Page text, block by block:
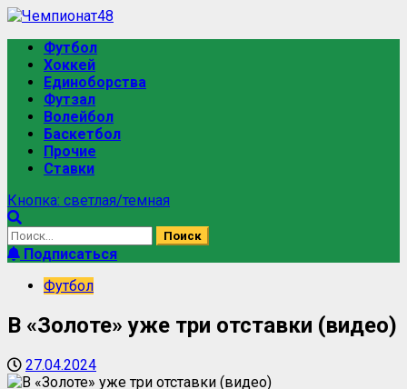
Футбол
Хоккей
Единоборства
Футзал
Волейбол
Баскетбол
Прочие
Ставки
Кнопка: светлая/темная
Подписаться
Футбол
В «Золоте» уже три отставки (видео)
27.04.2024